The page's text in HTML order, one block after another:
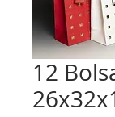
12